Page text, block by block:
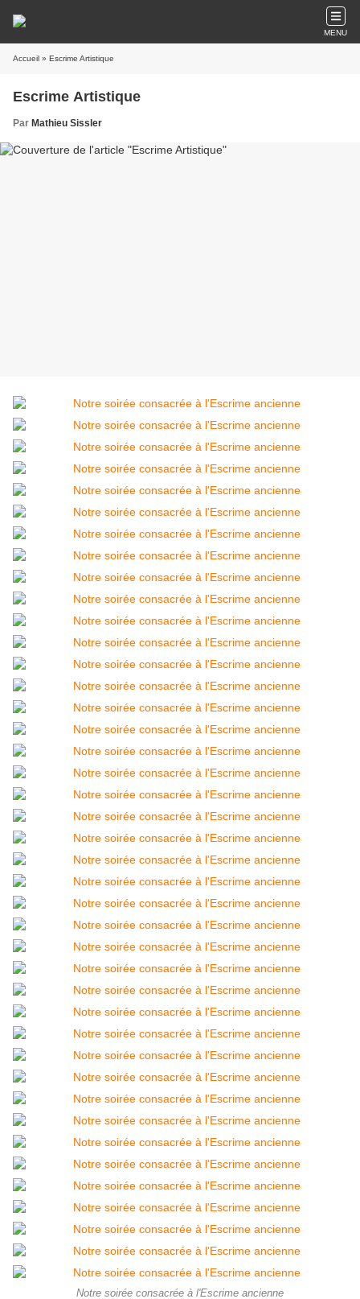
MENU
Accueil » Escrime Artistique
Escrime Artistique
Par Mathieu Sissler
Notre soirée consacrée à l'Escrime ancienne